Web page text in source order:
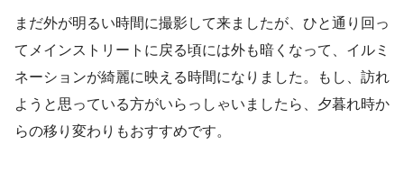
まだ外が明るい時間に撮影して来ましたが、ひと通り回っ
てメインストリートに戻る頃には外も暗くなって、イルミ
ネーションが綺麗に映える時間になりました。もし、訪れ
ようと思っている方がいらっしゃいましたら、夕暮れ時か
らの移り変わりもおすすめです。